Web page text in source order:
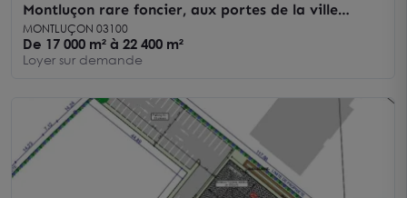
Montluçon rare foncier, aux portes de la ville
Gozet et du coeur de Montluçon, proche ZC
MONTLUÇON 03100
De 17 000 m² à 22 400 m²
Loyer sur demande